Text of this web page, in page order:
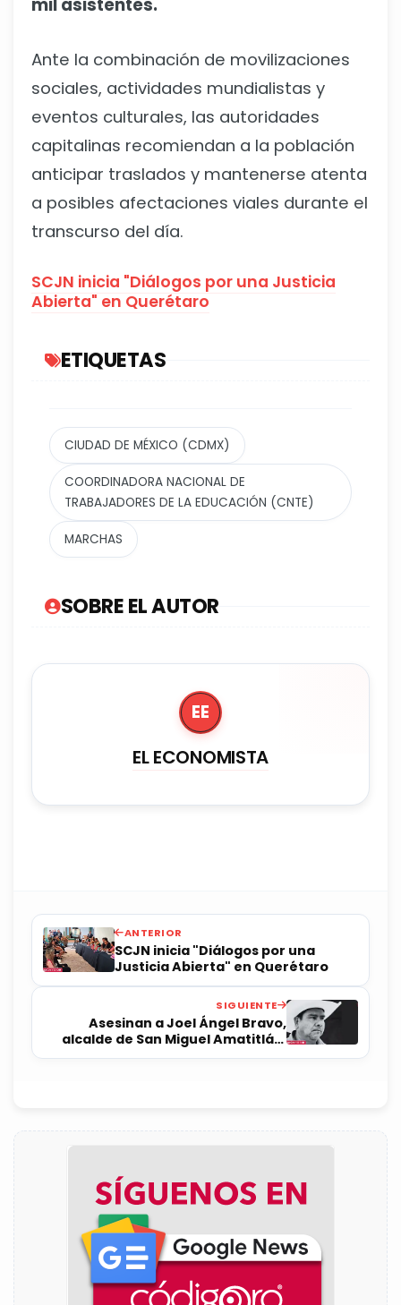
mil asistentes.
Ante la combinación de movilizaciones
sociales, actividades mundialistas y
eventos culturales, las autoridades
capitalinas recomiendan a la población
anticipar traslados y mantenerse atenta
a posibles afectaciones viales durante el
transcurso del día.
SCJN inicia "Diálogos por una Justicia
Abierta" en Querétaro
ETIQUETAS
CIUDAD DE MÉXICO (CDMX)
COORDINADORA NACIONAL DE
TRABAJADORES DE LA EDUCACIÓN (CNTE)
MARCHAS
SOBRE EL AUTOR
EE
EL ECONOMISTA
ANTERIOR
SCJN inicia "Diálogos por una
Justicia Abierta" en Querétaro
SIGUIENTE
Asesinan a Joel Ángel Bravo,
alcalde de San Miguel Amatitlán,
Oaxaca